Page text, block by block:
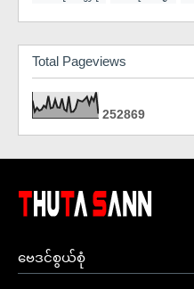
Total Pageviews
252869
ဗေဒင်စွယ်စုံ